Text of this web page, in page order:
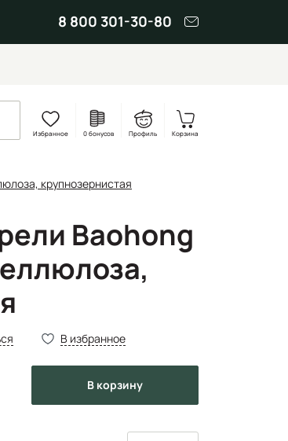
8 800 301-30-80
Избранное 0 бонусов Профиль Корзина
крупнозернистая
Baohong
В избранное
в корзину